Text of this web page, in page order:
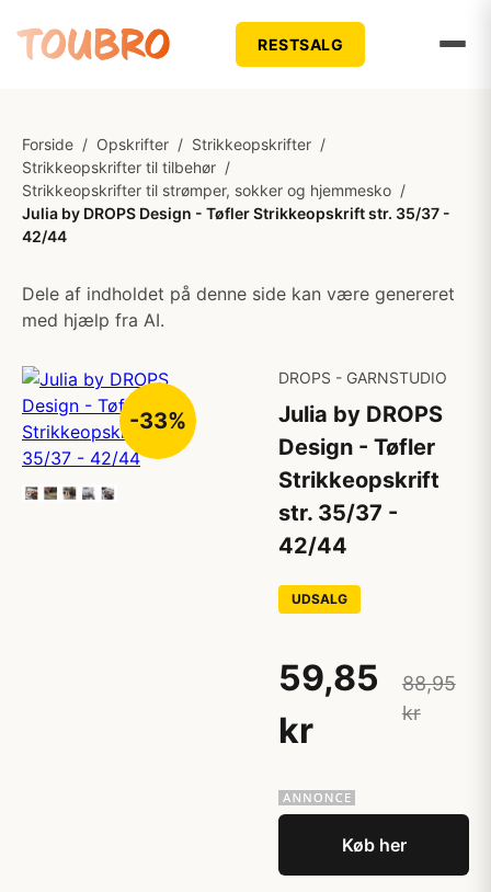
RESTSALG
Forside / Opskrifter / Strikkeopskrifter /
Strikkeopskrifter til tilbehør /
Strikkeopskrifter til strømper, sokker og hjemmesko /
Julia by DROPS Design - Tøfler Strikkeopskrift str. 35/37 -
42/44
Dele af indholdet på denne side kan være genereret
med hjælp fra AI.
-33%
DROPS - GARNSTUDIO
Julia by DROPS
Design - Tøfler
Strikkeopskrift
str. 35/37 -
42/44
UDSALG
59,85
kr
88,95
kr
Køb her